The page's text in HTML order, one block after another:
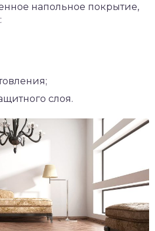
напольное покрытие,
слоя.